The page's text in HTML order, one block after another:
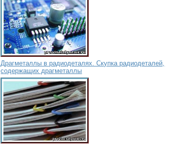
Драгметаллы в радиодеталях. Скупка радиодеталей,
содержащих драгметаллы